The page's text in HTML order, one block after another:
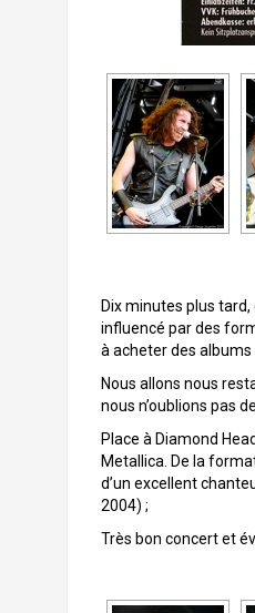
Dix minutes plus
influencé par des
à acheter des
Nous allons nous
nous n’oublions pas
Place à Diamond
Metallica. De la
d’un excellent
2004) ;
Très bon concert et